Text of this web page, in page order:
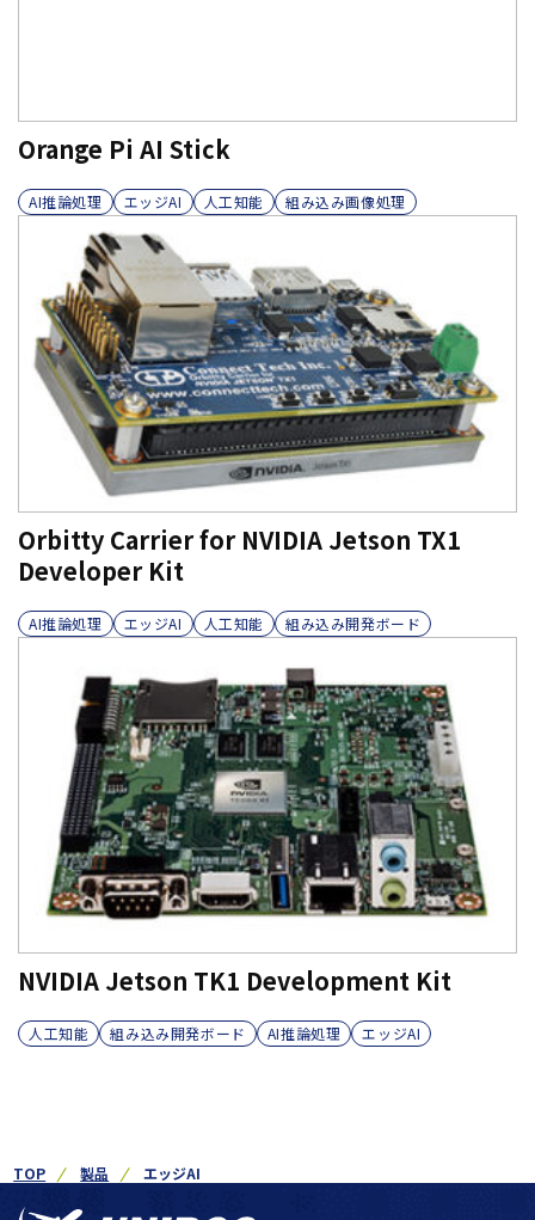
Orange Pi AI Stick
AI推論処理 エッジAI 人工知能 組み込み画像処理
Orbitty Carrier for NVIDIA Jetson TX1
Developer Kit
AI推論処理 エッジAI 人工知能 組み込み開発ボード
NVIDIA Jetson TK1 Development Kit
人工知能 組み込み開発ボード AI推論処理 エッジAI
TOP 製品 エッジAI